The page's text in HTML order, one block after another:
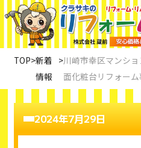
TOP>新着
情報
>川崎市幸区マンシ
面化粧台リフォー
2024年7月29日